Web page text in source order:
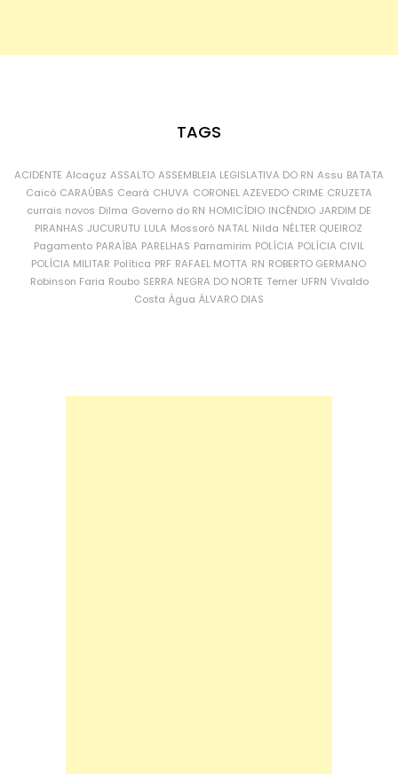
TAGS
ACIDENTE Alcaçuz ASSALTO ASSEMBLEIA LEGISLATIVA DO RN Assu BATATA
Caicó CARAÚBAS Ceará CHUVA CORONEL AZEVEDO CRIME CRUZETA
currais novos Dilma Governo do RN HOMICÍDIO INCÊNDIO JARDIM DE
PIRANHAS JUCURUTU LULA Mossoró NATAL Nilda NÉLTER QUEIROZ
Pagamento PARAÍBA PARELHAS Parnamirim POLÍCIA POLÍCIA CIVIL
POLÍCIA MILITAR Política PRF RAFAEL MOTTA RN ROBERTO GERMANO
Robinson Faria Roubo SERRA NEGRA DO NORTE Temer UFRN Vivaldo
Costa Água ÁLVARO DIAS